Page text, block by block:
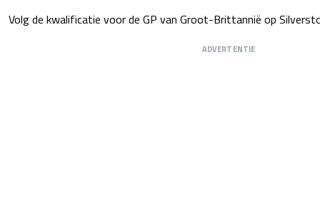
Volg de kwalificatie voor de GP van Groot-Brittannië op
ADVERTENTIE